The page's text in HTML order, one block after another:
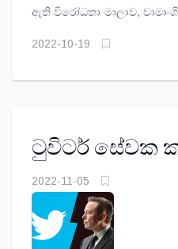
ඇති විරෝධතා මාලාව,
වන ජීන් ලූක් මෙලෙන්‍ චොන්
2022-10-19
ටුවිටර් සේවක
2022-11-05